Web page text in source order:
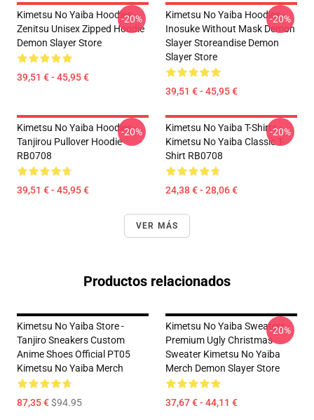
Kimetsu No Yaiba Hoodies -
Zenitsu Unisex Zipped Hoodie
Demon Slayer Store
39,51 € - 45,95 €
-20%
Kimetsu No Yaiba Hoodies -
Inosuke Without Mask Demon
Slayer Storeandise Demon
Slayer Store
39,51 € - 45,95 €
-20%
Kimetsu No Yaiba Hoodies -
Tanjirou Pullover Hoodie
RB0708
39,51 € - 45,95 €
-20%
Kimetsu No Yaiba T-Shirts -
Kimetsu No Yaiba Classic T-
Shirt RB0708
24,38 € - 28,06 €
-20%
VER MÁS
Productos relacionados
Kimetsu No Yaiba Store -
Tanjiro Sneakers Custom
Anime Shoes Official PT05
Kimetsu No Yaiba Merch
87,35 €$94.95
Kimetsu No Yaiba Sweaters -
Premium Ugly Christmas
Sweater Kimetsu No Yaiba
Merch Demon Slayer Store
37,67 € - 44,11 €
-20%